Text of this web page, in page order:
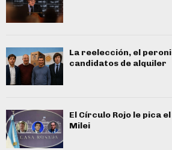
La reelección, el
candidatos de alquiler
El Círculo Rojo le pica
Milei